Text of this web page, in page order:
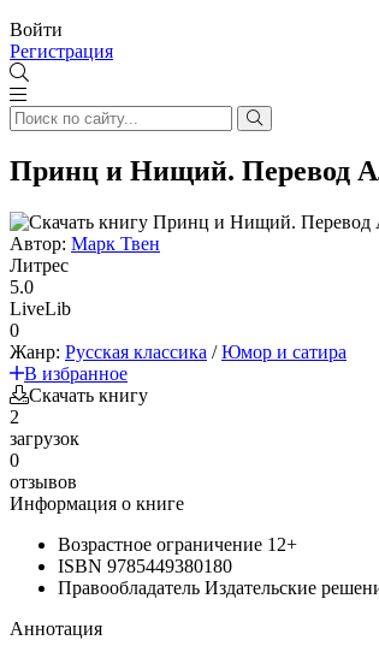
Войти
Регистрация
Принц и Нищий. Перевод
Автор: Марк Твен
Литрес
5.0
LiveLib
0
Жанр: Русская классика /Юмор и сатира
В избранное
Скачать книгу
2
загрузок
0
отзывов
Информация о книге
Возрастное ограничение 12+
ISBN 9785449380180
Правообладатель Издательские
Аннотация